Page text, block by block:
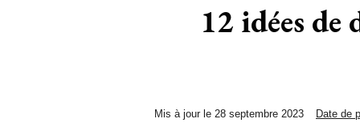
12 idées
Mis à jour le 28 septembre 2023 Date de